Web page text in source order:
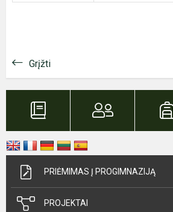
Grįžti
PRIĖMIMAS Į PROGIMNAZIJĄ
PROJEKTAI